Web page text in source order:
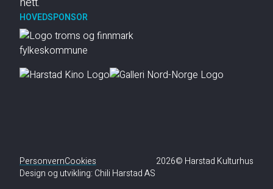
HOVEDSPONSOR
PersonvernCookies
2026© Harstad Kulturhus
Design og utvikling: Chili Harstad AS